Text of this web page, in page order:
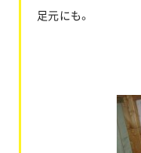
足元にも。